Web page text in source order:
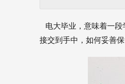
电大毕业，意味着一段
接交到手中，如何妥善保